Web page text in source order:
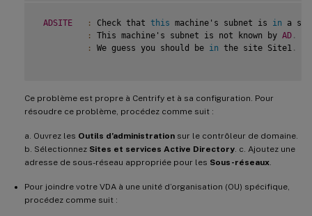
ADSITE : Check that this machine's subnet is in a
:
This machine's subnet is not known by AD .
:
We guess you should be in the site Site1 .
Ce problème est propre à Centrify et à sa configuration. Pour
résoudre ce problème, procédez comme suit :
a. Ouvrez les Outils d’administration sur le contrôleur de domaine.
b. Sélectionnez Sites et services Active Directory . c. Ajoutez une
adresse de sous-réseau appropriée pour les Sous-réseaux
Pour joindre votre VDA à une unité d’organisation (OU) spécifique,
procédez comme suit :